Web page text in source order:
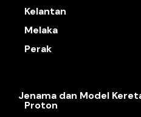
Kelantan
Melaka
Perak
Jenama dan Model
Proton